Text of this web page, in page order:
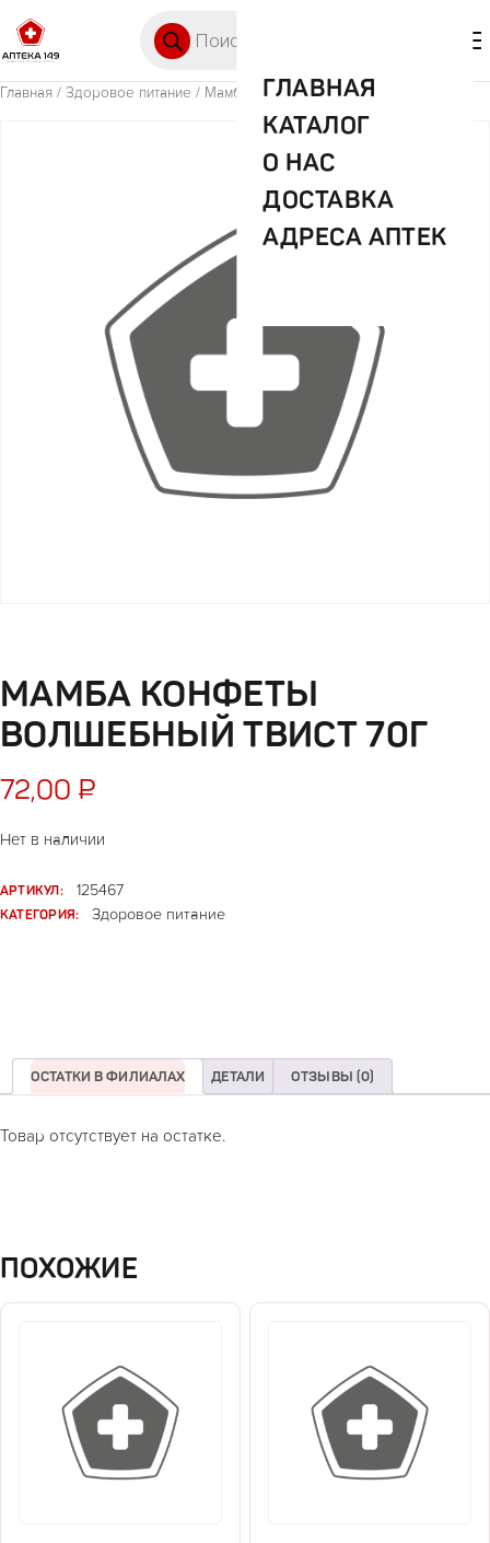
ГЛАВНАЯ
КАТАЛОГ
О НАС
ДОСТАВКА
АДРЕСА АПТЕК
Главная / Здоровое питание / Мамба конфеты Волшебный твист 70г
МАМБА КОНФЕТЫ
ВОЛШЕБНЫЙ ТВИСТ 70Г
72,00 ₽
Нет в наличии
АРТИКУЛ:
125467
КАТЕГОРИЯ:
Здоровое питание
ОСТАТКИ В ФИЛИАЛАХ ДЕТАЛИ ОТЗЫВЫ (0)
Товар отсутствует на остатке.
ПОХОЖИЕ